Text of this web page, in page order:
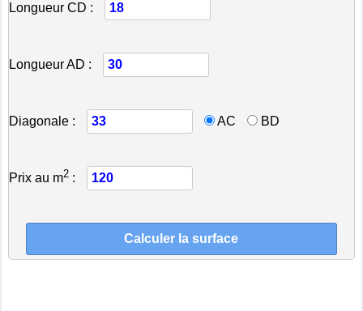
Longueur CD :
Longueur AD :
Diagonale : AC BD
Prix au m2: